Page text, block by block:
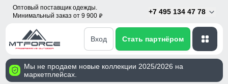
Оптовый поставщик одежды.
Минимальный заказ от 9 900 p
+7 495 134 47 78
Вход Стать партнёром
Мы не продаем новые коллекции 2025/2026 на
маркетплейсах.